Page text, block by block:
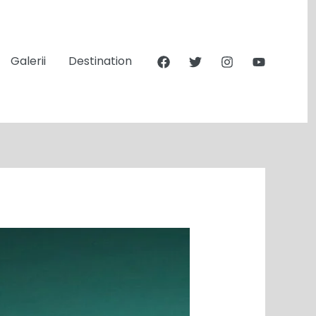
Galerii Destination